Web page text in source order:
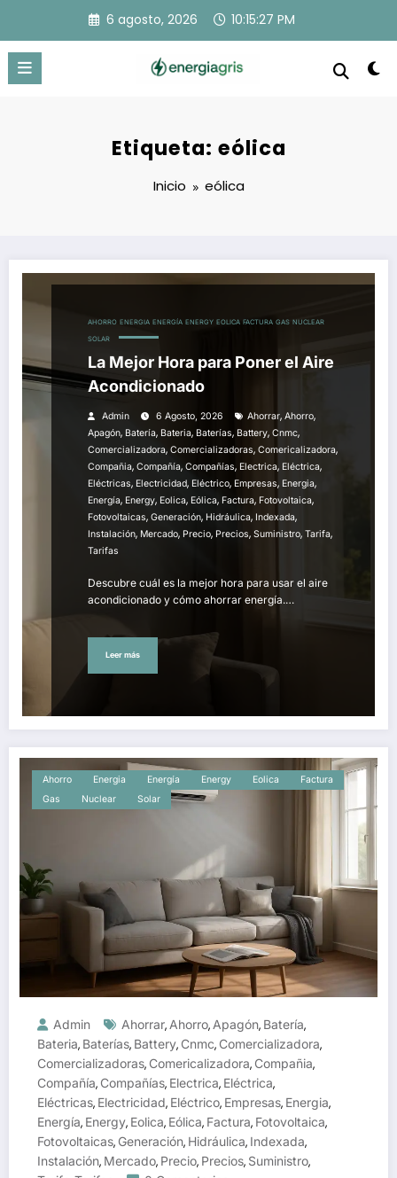
contenido
6 agosto, 2026 10:15:28 PM
Etiqueta: eólica
Inicio eólica
AHORRO ENERGIA ENERGÍA ENERGY EOLICA FACTURA GAS NUCLEAR
SOLAR
La Mejor Hora para Poner el Aire
Acondicionado
Admin 6 Agosto, 2026 Ahorrar, Ahorro,
Apagón, Batería, Bateria, Baterías, Battery, Cnmc,
Comercializadora, Comercializadoras, Comericalizadora,
Compañia, Compañía, Compañías, Electrica, Eléctrica,
Eléctricas, Electricidad, Eléctrico, Empresas, Energia,
Energía, Energy, Eolica, Eólica, Factura, Fotovoltaica,
Fotovoltaicas, Generación, Hidráulica, Indexada,
Instalación, Mercado, Precio, Precios, Suministro, Tarifa,
Tarifas
Descubre cuál es la mejor hora para usar el aire
acondicionado y cómo ahorrar energía.…
Leer más
Ahorro Energia Energía Energy Eolica
Factura
Gas
Nuclear Solar
Admin Ahorrar, Ahorro, Apagón, Batería,
Bateria, Baterías, Battery, Cnmc, Comercializadora,
Comercializadoras, Comericalizadora, Compañia,
Compañía, Compañías, Electrica, Eléctrica,
Eléctricas, Electricidad, Eléctrico, Empresas, Energia,
Energía, Energy, Eolica, Eólica, Factura, Fotovoltaica,
Fotovoltaicas, Generación, Hidráulica, Indexada,
Instalación, Mercado, Precio, Precios, Suministro,